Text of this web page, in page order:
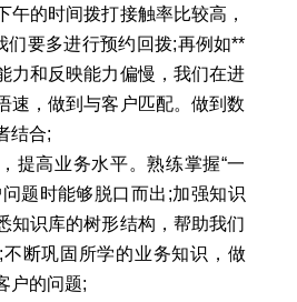
午的时间拨打接触率比较高，
们要多进行预约回拨;再例如**
力和反映能力偏慢，我们在进
速，做到与客户匹配。做到数
结合;
提高业务水平。熟练掌握“一
题时能够脱口而出;加强知识
知识库的树形结构，帮助我们
断巩固所学的业务知识，做
户的问题;